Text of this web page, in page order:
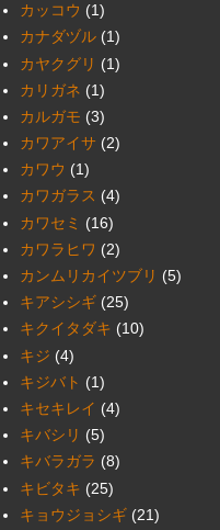
カッコウ (1)
カナダヅル (1)
カヤクグリ (1)
カリガネ (1)
カルガモ (3)
カワアイサ (2)
カワウ (1)
カワガラス (4)
カワセミ (16)
カワラヒワ (2)
カンムリカイツブリ (5)
キアシシギ (25)
キクイタダキ (10)
キジ (4)
キジバト (1)
キセキレイ (4)
キバシリ (5)
キバラガラ (8)
キビタキ (25)
キョウジョシギ (21)